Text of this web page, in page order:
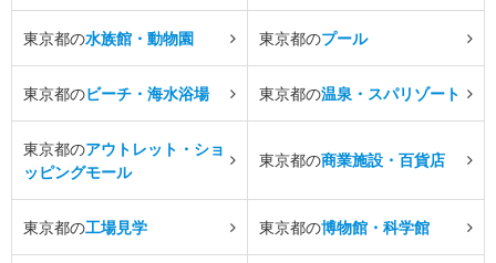
東京都の水族館・動物園 東京都のプール
東京都のビーチ・海水浴場 東京都の温泉・スパリゾート
東京都のアウトレット・ショ
ッピングモール
東京都の商業施設・百貨店
東京都の工場見学 東京都の博物館・科学館